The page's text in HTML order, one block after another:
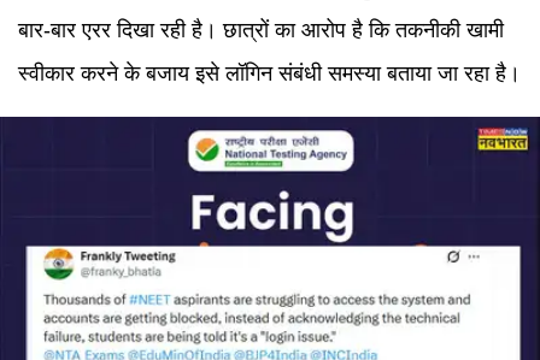
बार-बार एरर दिखा रही है। छात्रों का आरोप है कि तकनीकी खामी
स्वीकार करने के बजाय इसे लॉगिन संबंधी समस्या बताया जा रहा है।